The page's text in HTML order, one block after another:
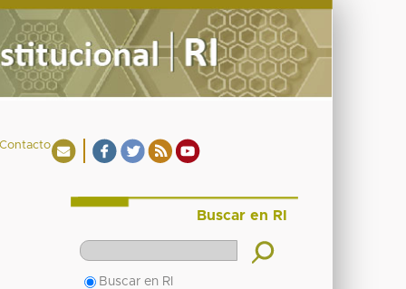
Contacto
Buscar en RI
Buscar en RI